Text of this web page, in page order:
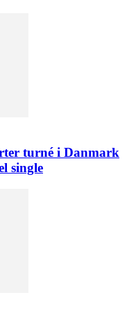
turné i Danmark
single